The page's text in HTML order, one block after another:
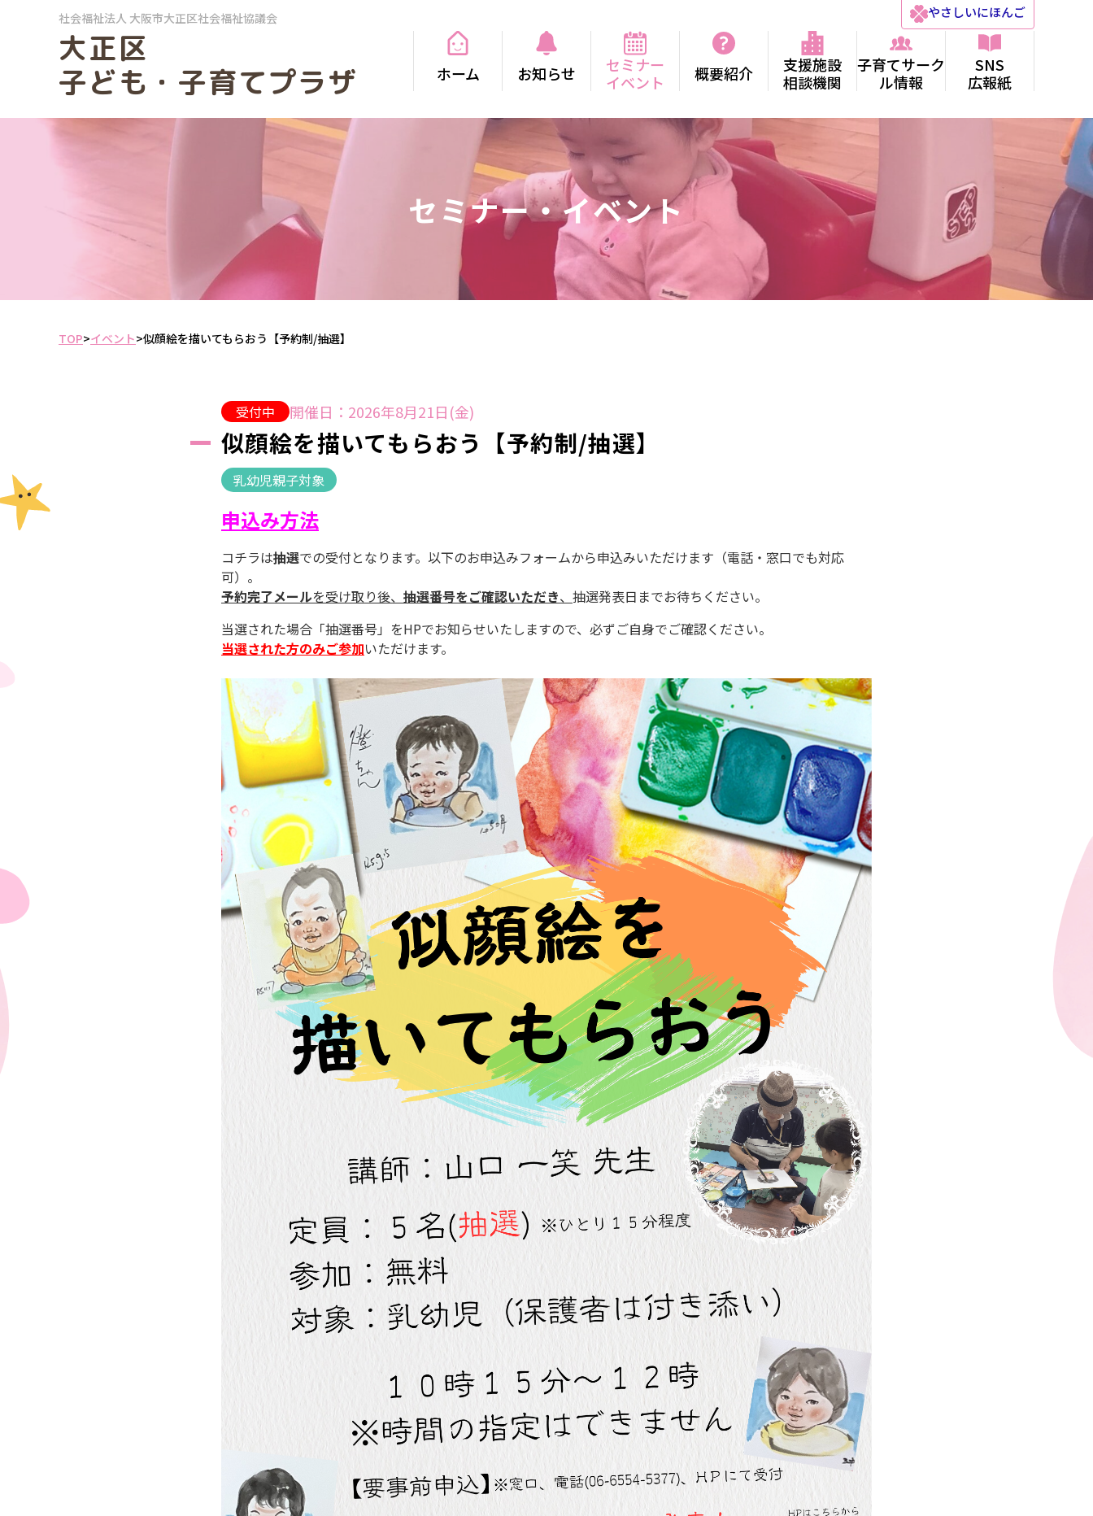
社会福祉法人 大阪市大正区社会福祉協議会
大正区
子ども・子育てプラザ
やさしいにほんご
ホーム お知らせ
セミナー
イベント
概要紹介
支援施設
相談機関
子育てサーク
ル情報
SNS
広報紙
セミナー・イベント
TOP>イベント>似顔絵を描いてもらおう【予約制/抽選】
受付中 開催日：2026年8月21日(金)
似顔絵を描いてもらおう【予約制/抽選】
乳幼児親子対象
申込み方法
コチラは抽選での受付となります。以下のお申込みフォームから申込みいただけます（電話・窓口でも対応
可）。
予約完了メールを受け取り後、 抽選番号をご確認いただき、 抽選発表日までお待ちください。
当選された場合「抽選番号」をHPでお知らせいたしますので、必ずご自身でご確認ください。
当選された方のみご参加いただけます。